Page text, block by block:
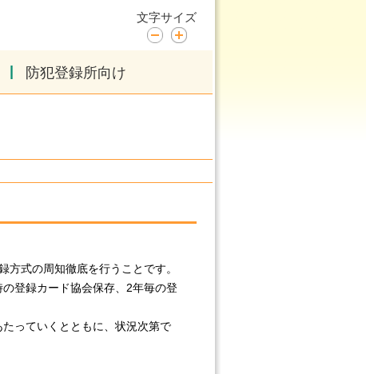
文字サイズ
防犯登録所向け
式の周知徹底を行うことです。
登録カード協会保存、2年毎の登
っていくとともに、状況次第で